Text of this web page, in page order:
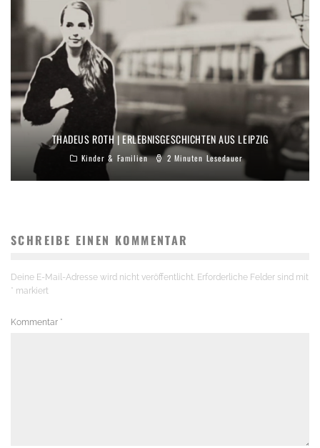
THADEUS ROTH | ERLEBNISGESCHICHTEN AUS LEIPZIG
Kinder & Familien 2 Minuten Lesedauer
SCHREIBE EINEN KOMMENTAR
Deine E-Mail-Adresse wird nicht veröffentlicht. Erforderliche Felder sind mit
* markiert
Kommentar *